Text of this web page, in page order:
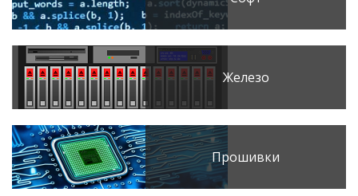
Железо
Прошивки